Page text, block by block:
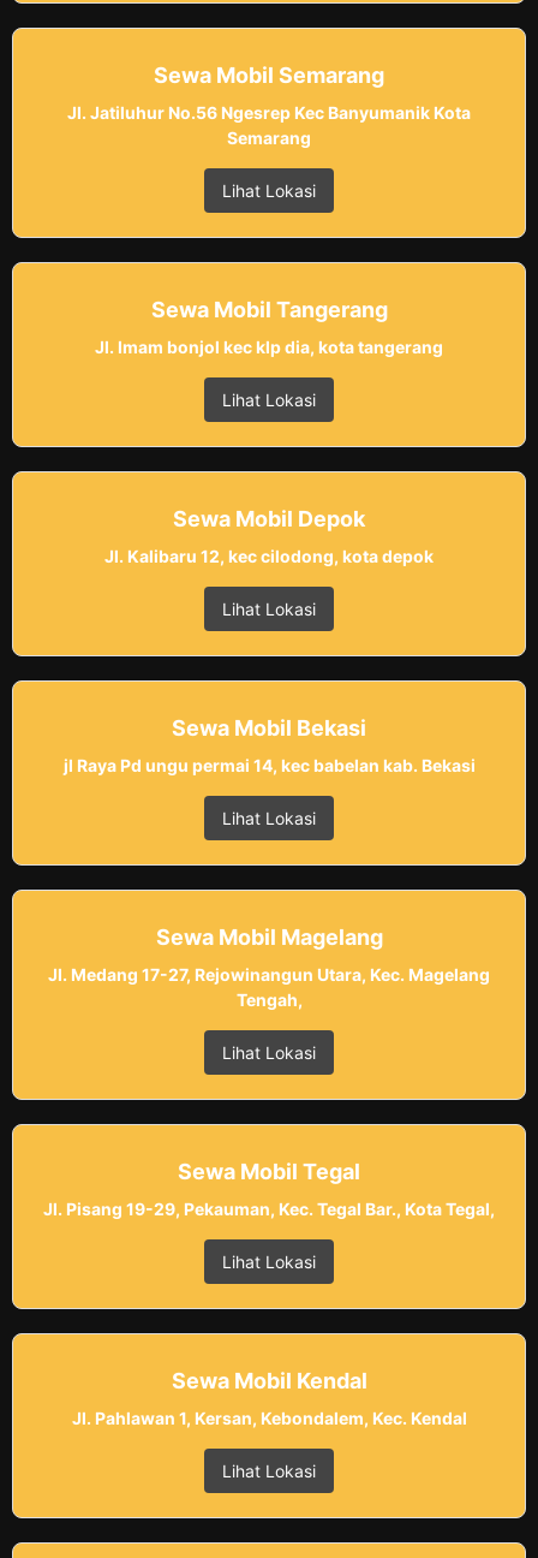
Sewa Mobil Semarang
Jl. Jatiluhur No.56 Ngesrep Kec Banyumanik Kota
Semarang
Lihat Lokasi
Sewa Mobil Tangerang
Jl. Imam bonjol kec klp dia, kota tangerang
Lihat Lokasi
Sewa Mobil Depok
Jl. Kalibaru 12, kec cilodong, kota depok
Lihat Lokasi
Sewa Mobil Bekasi
jl Raya Pd ungu permai 14, kec babelan kab. Bekasi
Lihat Lokasi
Sewa Mobil Magelang
Jl. Medang 17-27, Rejowinangun Utara, Kec. Magelang
Tengah,
Lihat Lokasi
Sewa Mobil Tegal
Jl. Pisang 19-29, Pekauman, Kec. Tegal Bar., Kota Tegal,
Lihat Lokasi
Sewa Mobil Kendal
Jl. Pahlawan 1, Kersan, Kebondalem, Kec. Kendal
Lihat Lokasi